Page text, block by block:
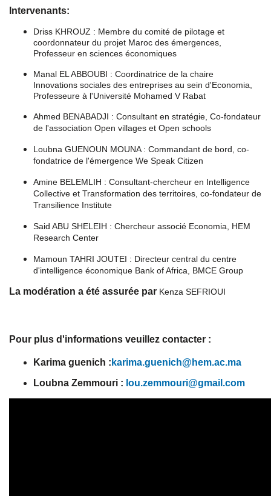
Intervenants:
Driss KHROUZ : Membre du comité de pilotage et
coordonnateur du projet Maroc des émergences,
Professeur en sciences économiques
Manal EL ABBOUBI : Coordinatrice de la chaire
Innovations sociales des entreprises au sein d'Economia,
Professeure à l'Université Mohamed V Rabat
Ahmed BENABADJI : Consultant en stratégie, Co-fondateur
de l'association Open villages et Open schools
Loubna GUENOUN MOUNA : Commandant de bord, co-
fondatrice de l'émergence We Speak Citizen
Amine BELEMLIH : Consultant-chercheur en Intelligence
Collective et Transformation des territoires, co-fondateur de
Transilience Institute
Said ABU SHELEIH : Chercheur associé Economia, HEM
Research Center
Mamoun TAHRI JOUTEI : Directeur central du centre
d'intelligence économique Bank of Africa, BMCE Group
La modération a été assurée par Kenza SEFRIOUI
Pour plus d'informations veuillez contacter :
Karima guenich : karima.guenich@hem.ac.ma
Loubna Zemmouri : lou.zemmouri@gmail.com